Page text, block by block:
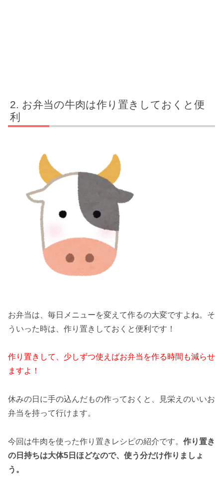
お弁当の牛肉は作り置きしておくと便
利
お弁当は、毎日メニューを変えて作るの大変ですよね。そ
ういった時は、作り置きしておくと便利です！
作り置きして、少しずつ使えばお弁当を作る時間も減らせ
ますよ！
休みの日に手の込んだもの作っておくと、見栄えのいいお
弁当を持って行けます。
今回は牛肉を使った作り置きレシピの紹介です。 作り置き
の日持ちは大体5日ほどなので、使う分だけ作りましょ
う。